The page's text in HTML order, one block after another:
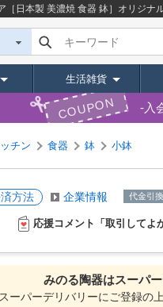
［日本製 美濃焼 食器 鉢］オリジナ
キーワード
生活雑貨
COUPON 入
チン 食器 鉢 小鉢
方法 企業情報 代金引
応援コメント「取引してよ
みのる陶器はスーパ
スーパーデリバリーにご登録の